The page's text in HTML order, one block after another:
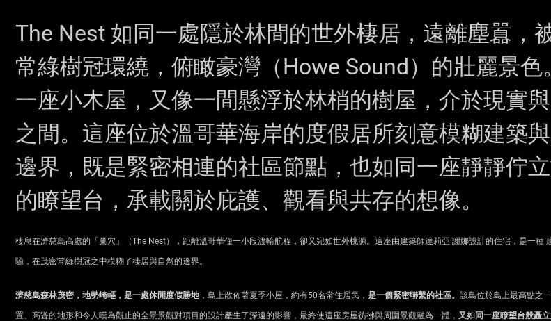
The Nest 如同一處隱於林間的世外棲居，遠離塵囂，
常綠樹冠環繞，俯瞰豪灣（Howe Sound）的壯麗景色
一座小木屋，又像一間懸浮於林梢的樹屋，介於現實
之間。這座位於溫哥華海岸的度假居所刻意模糊建築
邊界，既是緊密相連的社區節點，也如同一座靜靜佇
的瞭望台，承載關於庇護、觀看與共存的想像。
棲息在濟慈島高處的「巢穴」（The Nest），距離溫哥華僅一小段渡輪航程，卻又宛如世外桃源。這座由建築師達莉亞·謝娜設計的住宅，是一種
驗，在茂密常綠樹冠之中模糊了棲居與自然的邊界。
濟慈島森林茂密，地勢崎嶇，是一處休閒度假勝地，島上散佈著夏季小屋，約有50名常住居民， 是一個緊密聯繫的社區。 該島位於島上最高點之
置、高聳的地形和令人嘆為觀止的全景景觀對項目的設計產生了深遠的影響，最終使這座房屋彷彿與周圍景觀融為一體， 又如同一座瞭望台般矗立